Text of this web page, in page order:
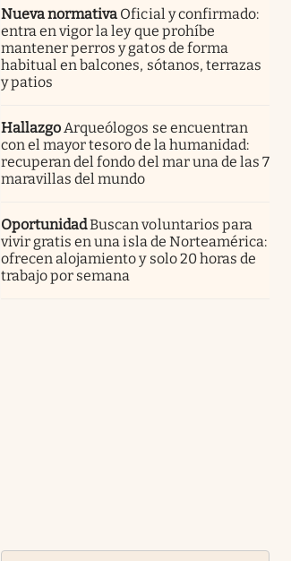
Nueva normativa Oficial y confirmado:
entra en vigor la ley que prohíbe
mantener perros y gatos de forma
habitual en balcones, sótanos, terrazas
y patios
HallazgoArqueólogos se encuentran
con el mayor tesoro de la humanidad:
recuperan del fondo del mar una de las 7
maravillas del mundo
OportunidadBuscan voluntarios para
vivir gratis en una isla de Norteamérica:
ofrecen alojamiento y solo 20 horas de
trabajo por semana